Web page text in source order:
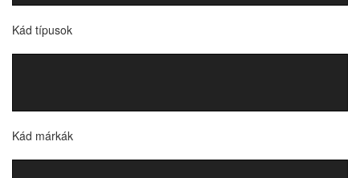
Kád típusok
Kád márkák